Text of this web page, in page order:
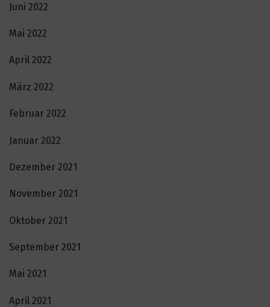
Juni 2022
Mai 2022
April 2022
März 2022
Februar 2022
Januar 2022
Dezember 2021
November 2021
Oktober 2021
September 2021
Mai 2021
April 2021